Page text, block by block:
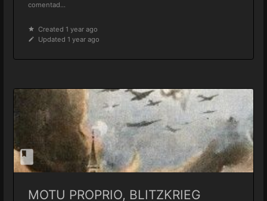
comentad...
Created 1 year ago
Updated 1 year ago
MOTU PROPRIO, BLITZKRIEG